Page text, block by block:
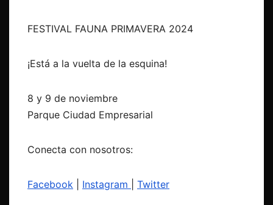
FESTIVAL FAUNA PRIMAVERA 2024
¡Está a la vuelta de la esquina!
8 y 9 de noviembre
Parque Ciudad Empresarial
Conecta con nosotros:
Facebook Instagram Twitter